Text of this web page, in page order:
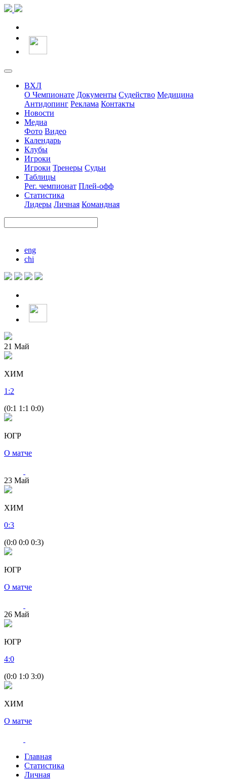
ВХЛ
О Чемпионате Документы Судейство Медицина
Антидопинг Реклама Контакты
Новости
Медиа
Фото Видео
Календарь
Клубы
Игроки
Игроки Тренеры Судьи
Таблицы
Рег. чемпионат Плей-офф
Статистика
Лидеры Личная Командная
eng
chi
21 Май
ХИМ
1 :2
(0:1 1:1 0:0)
ЮГР
О матче
23 Май
ХИМ
0:3
(0:0 0:0 0:3)
ЮГР
О матче
26 Май
ЮГР
4:0
(0:0 1:0 3:0)
ХИМ
О матче
Главная
Статистика
Личная